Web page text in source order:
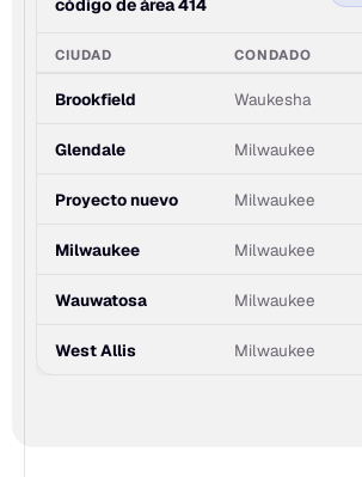
código de área 414
CIUDAD CONDADO
Brookfield Waukesha
Glendale Milwaukee
Proyecto nuevo Milwaukee
Milwaukee Milwaukee
Wauwatosa Milwaukee
West Allis Milwaukee